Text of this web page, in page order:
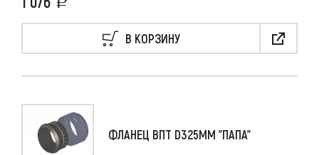
В КОРЗИНУ
ФЛАНЕЦ ВПТ D325ММ "ПАПА"